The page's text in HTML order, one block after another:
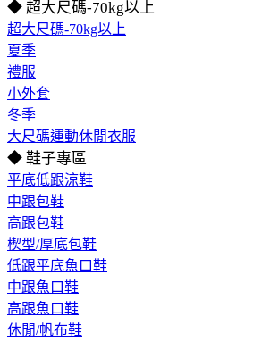
◆ 超大尺碼-70kg以上
超大尺碼-70kg以上
夏季
禮服
小外套
冬季
大尺碼運動休閒衣服
◆ 鞋子專區
平底低跟涼鞋
中跟包鞋
高跟包鞋
楔型/厚底包鞋
低跟平底魚口鞋
中跟魚口鞋
高跟魚口鞋
休閒/帆布鞋